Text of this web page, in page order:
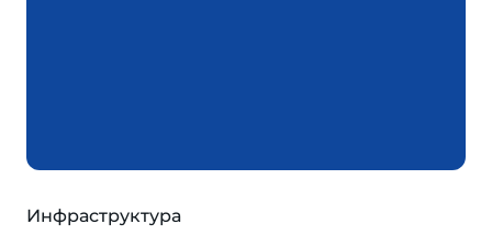
Инфраструктура